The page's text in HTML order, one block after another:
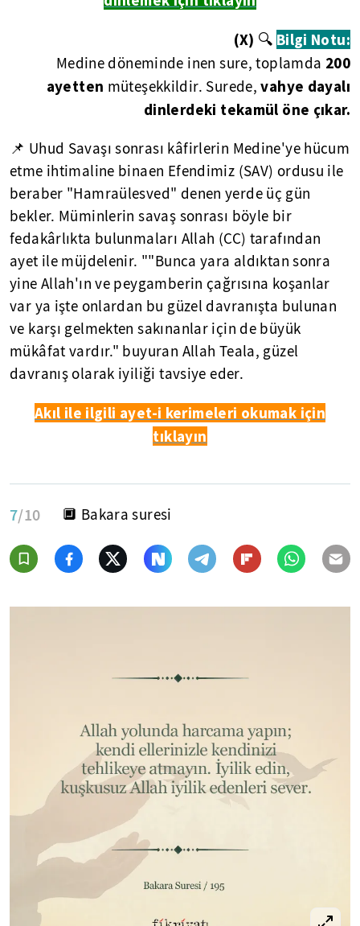
(X) 🔍 Bilgi Notu:
Medine döneminde inen sure, toplamda 200
ayetten müteşekkildir. Surede,vahye dayalı
dinlerdeki tekamül öne çıkar.
📌 Uhud Savaşı sonrası kâfirlerin Medine'ye hücum
etme ihtimaline binaen Efendimiz (SAV) ordusu ile
beraber "Hamraülesved" denen yerde üç gün
bekler. Müminlerin savaş sonrası böyle bir
fedakârlıkta bulunmaları Allah (CC) tarafından
ayet ile müjdelenir. ""Bunca yara aldıktan sonra
yine Allah'ın ve peygamberin çağrısına koşanlar
var ya işte onlardan bu güzel davranışta bulunan
ve karşı gelmekten sakınanlar için de büyük
mükâfat vardır." buyuran Allah Teala, güzel
davranış olarak iyiliği tavsiye eder.
Akıl ile ilgili ayet-i kerimeleri okumak için
tıklayın
7/10 🔲 Bakara suresi